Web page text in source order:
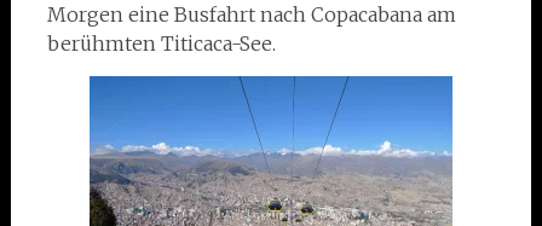
Morgen eine Busfahrt nach Copacabana am
berühmten Titicaca-See.